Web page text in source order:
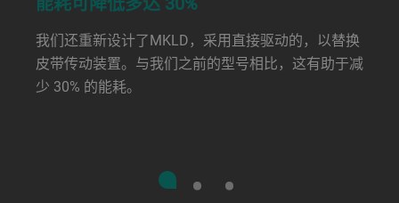
我们还重新设计了MKLD，采用直接驱动的，以替换
皮带传动装置。与我们之前的型号相比，这有助于减
少 30% 的能耗。